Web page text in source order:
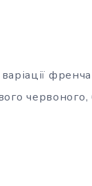
френча
червоного,